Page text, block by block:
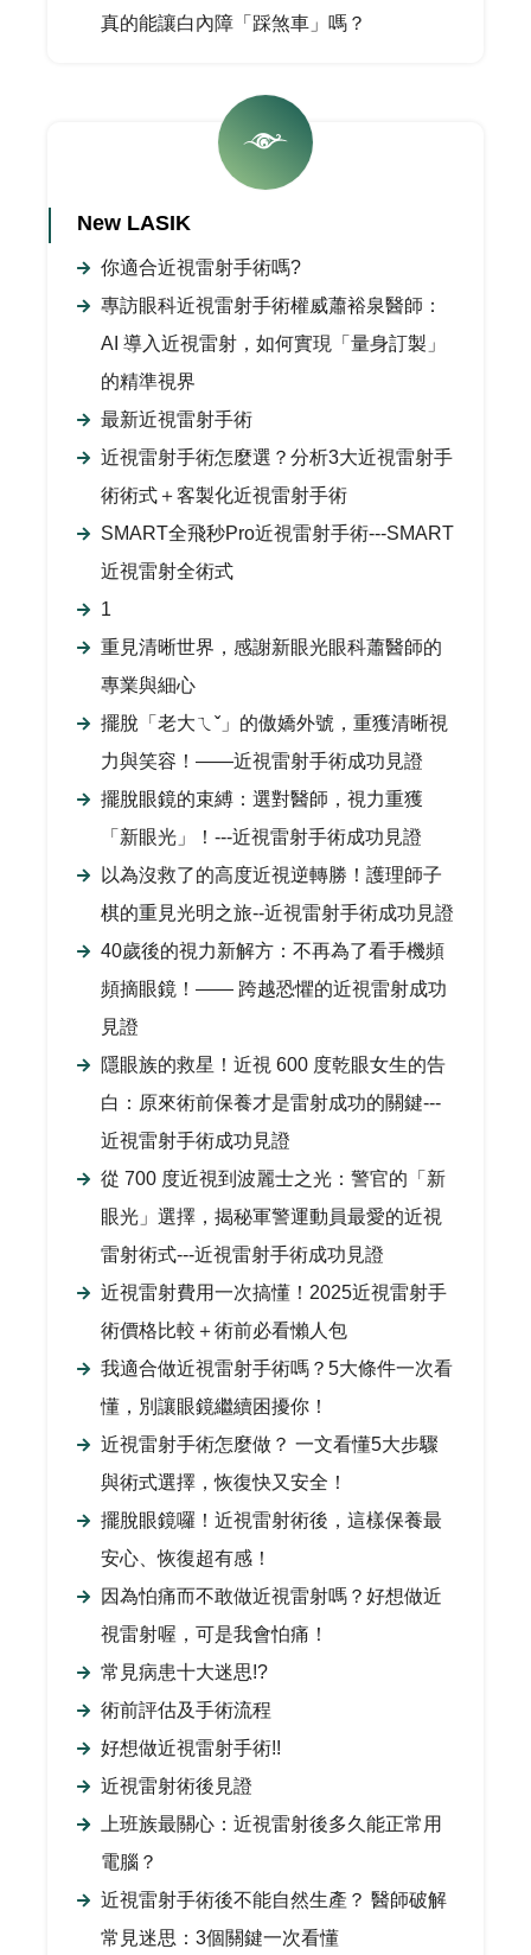
真的能讓白內障「踩煞車」嗎？
New LASIK
你適合近視雷射手術嗎?
專訪眼科近視雷射手術權威蕭裕泉醫師：
AI 導入近視雷射，如何實現「量身訂製」
的精準視界
最新近視雷射手術
近視雷射手術怎麼選？分析3大近視雷射手
術術式＋客製化近視雷射手術
SMART全飛秒Pro近視雷射手術---SMART
近視雷射全術式
1
重見清晰世界，感謝新眼光眼科蕭醫師的
專業與細心
擺脫「老大ㄟˇ」的傲嬌外號，重獲清晰視
力與笑容！——近視雷射手術成功見證
擺脫眼鏡的束縛：選對醫師，視力重獲
「新眼光」！---近視雷射手術成功見證
以為沒救了的高度近視逆轉勝！護理師子
棋的重見光明之旅--近視雷射手術成功見證
40歲後的視力新解方：不再為了看手機頻
頻摘眼鏡！—— 跨越恐懼的近視雷射成功
見證
隱眼族的救星！近視 600 度乾眼女生的告
白：原來術前保養才是雷射成功的關鍵---
近視雷射手術成功見證
從 700 度近視到波麗士之光：警官的「新
眼光」選擇，揭秘軍警運動員最愛的近視
雷射術式---近視雷射手術成功見證
近視雷射費用一次搞懂！2025近視雷射手
術價格比較＋術前必看懶人包
我適合做近視雷射手術嗎？5大條件一次看
懂，別讓眼鏡繼續困擾你！
近視雷射手術怎麼做？ 一文看懂5大步驟
與術式選擇，恢復快又安全！
擺脫眼鏡囉！近視雷射術後，這樣保養最
安心、恢復超有感！
因為怕痛而不敢做近視雷射嗎？好想做近
視雷射喔，可是我會怕痛！
常見病患十大迷思!?
術前評估及手術流程
好想做近視雷射手術!!
近視雷射術後見證
上班族最關心：近視雷射後多久能正常用
電腦？
近視雷射手術後不能自然生產？ 醫師破解
常見迷思：3個關鍵一次看懂